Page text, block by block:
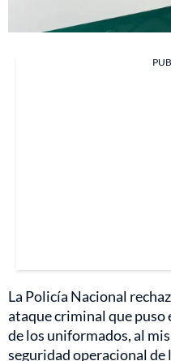
La Policía Nacional
ataque criminal que puso
de los uniformados, al
seguridad operacional